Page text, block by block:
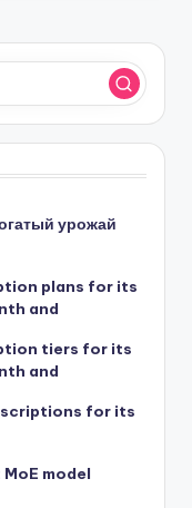
урожай
plans for its
and
tiers for its
and
for its
model